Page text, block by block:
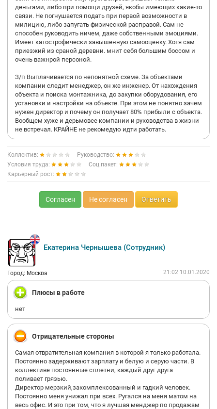
деньгами, либо при помощи друзей, якобы имеющих какие-то
связи. Не погнушается подать при первой возможности в
милицию, либо запугать физической расправой. Сам не
способен руководить ничем, даже собственными эмоциями.
Имеет катострофически завышенную самооценку. Хотя сам
приезжий из сраной деревни. мнит себя большим боссом и
очень важнрой персоной.
З/п Выплачивается по непонятной схеме. За объектами
компании следит менеджер, он же инженер. От нахождения
объекта и поиска монтажника, до закупки оборудования, его
установки и настройки на объекте. При этом не понятно зачем
нужен директор и почему он получает 80% прибыли с объекта.
Вообщем хуже и дерьмовее компании и руководства в жизни
не встречал. КРАЙНЕ не рекомедую идти работать.
Коллектив:
Руководство:
Условия труда:
Соц.пакет:
Карьерный рост:
Согласен Не согласен Ответить
Екатерина Чернышева (Сотрудник)
Город: Москва 21:02 10.01.2020
Плюсы в работе
нет
Отрицательные стороны
Самая отвратительная компания в которой я только работала.
Постоянно задерживают зарплату и белую и серую части. В
коллективе постоянные сплетни, каждый друг друга
поливает грязью.
Директор мерзкий,закомплексованный и гадкий человек.
Постоянно меня унижал при всех. Ругался на меня матом на
весь офис. И это при том, что я лучшая менджер по продажам